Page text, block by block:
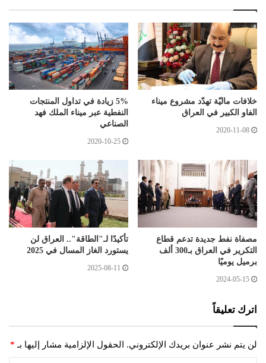
خلافات ماليّة تهدّد مشروع ميناء
الفاو الكبير في العراق
2020-11-08
5% زيادة في تداول المنتجات
النفطية عبر ميناء الملك فهد
الصناعي
2020-10-25
مصفاة نفط جديدة تدعم قطاع
التكرير في العراق بـ300 ألف
برميل يوميًا
2024-05-15
تأكيدًا لـ"الطاقة".. العراق لن
يستورد الغاز المسال في 2025
2025-08-11
اترك تعليقاً
لن يتم نشر عنوان بريدك الإلكتروني. الحقول الإلزامية مشار إليها بـ *